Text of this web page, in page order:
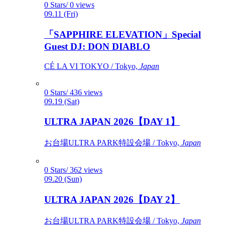
0 Stars/ 0 views
09.11 (Fri)
「SAPPHIRE ELEVATION」Special
Guest DJ: DON DIABLO
CÉ LA VI TOKYO / Tokyo, Japan
0 Stars/ 436 views
09.19 (Sat)
ULTRA JAPAN 2026【DAY 1】
お台場ULTRA PARK特設会場 / Tokyo, Japan
0 Stars/ 362 views
09.20 (Sun)
ULTRA JAPAN 2026【DAY 2】
お台場ULTRA PARK特設会場 / Tokyo, Japan